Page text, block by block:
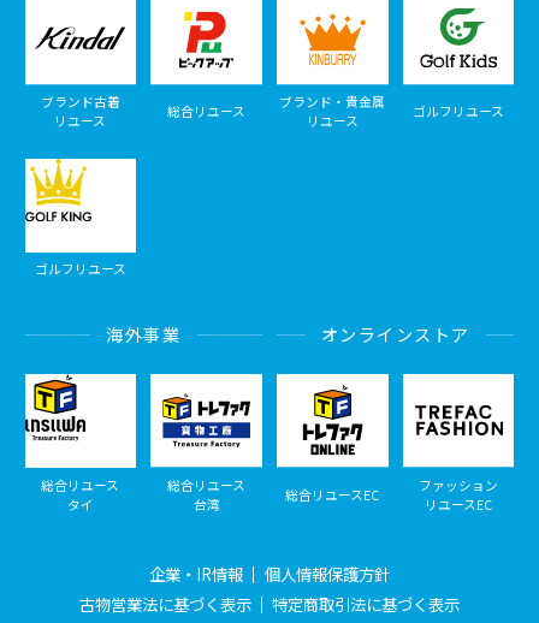
ブランド古着
リユース
総合リユース
ブランド・貴金属
リユース
ゴルフリユース
ゴルフリユース
海外事業
総合リユース
タイ
総合リユース
台湾
オンラインストア
総合リユースEC
ファッション
リユースEC
企業・IR情報
個人情報保護方針
古物営業法に基づく表示
特定商取引法に基づく表示